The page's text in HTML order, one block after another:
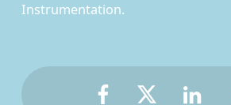
Instrumentation.